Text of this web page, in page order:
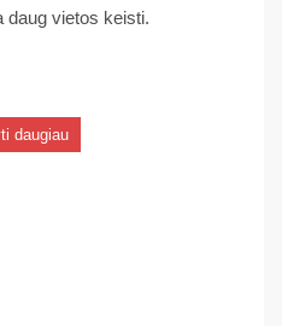
daug vietos keisti.
daugiau